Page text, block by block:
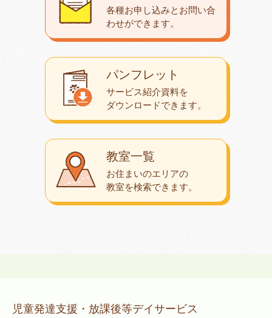
教室一覧
お住まいのエリアの
教室を検索できます。
パンフレット
サービス紹介資料を
ダウンロードできます。
各種お申し込みとお問い合
わせができます。
児童発達支援・放課後等デイサービス